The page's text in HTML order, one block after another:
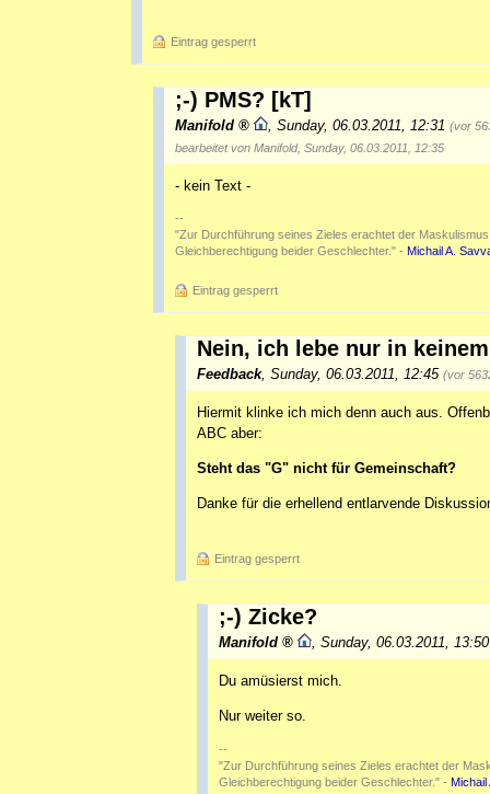
Eintrag gesperrt
;-) PMS? [kT]
Manifold Sunday, 06.03.2011, 12:31 (vor
bearbeitet von Manifold, Sunday, 06.03.2011, 12:35
- kein Text -
--
"Zur Durchführung seines Zieles erachtet der
Gleichberechtigung beider Geschlechter." - Michail A.
Eintrag gesperrt
Nein, ich lebe nur in
Feedback, Sunday, 06.03.2011, 12:45 (vor
Hiermit klinke ich mich denn auch aus.
ABC aber:
Steht das "G" nicht für Gemeinschaft?
Danke für die erhellend entlarvende
Eintrag gesperrt
;-) Zicke?
Manifold , Sunday, 06.03.2011,
Du amüsierst mich.
Nur weiter so.
--
"Zur Durchführung seines Zieles erachtet der
Gleichberechtigung beider Geschlechter." - Michail